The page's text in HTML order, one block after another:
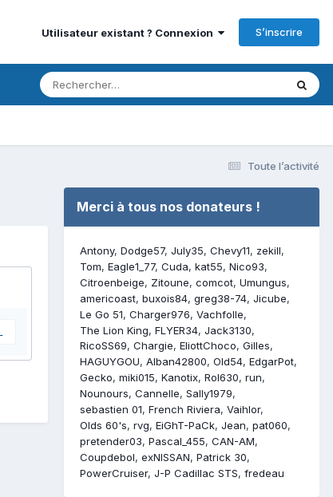
Utilisateur existant ? Connexion S’inscrire
Toute l’activité
Merci à tous nos donateurs !
Antony Dodge57 July35 Chevy11
zekill
Tom Eagle1_77 Cuda kat55 Nico93
Citroenbeige
Zitoune comcot Umungus
americoast buxois84 greg38-74 Jicube
Le Go 51 Charger976 Vachfolle
The Lion King FLYER34 Jack3130
RicoSS69 Chargie EliottChoco Gilles
HAGUYGOU Alban42800 Old54 EdgarPot
Gecko miki015 Kanotix Rol630 run
Nounours Cannelle Sally1979
sebastien 01 French Riviera Vaihlor
Olds 60's rvg EiGhT-PaCk Jean pat060
pretender03 Pascal_455 CAN-AM
Coupdebol exNISSAN Patrick 30
PowerCruiser J-P Cadillac STS fredeau